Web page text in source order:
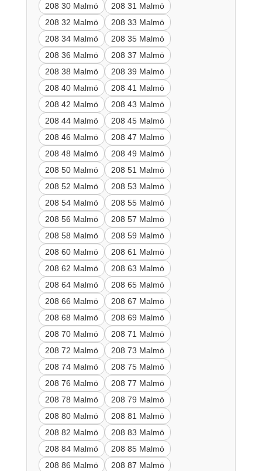
208 30 Malmö
208 31 Malmö
208 32 Malmö
208 33 Malmö
208 34 Malmö
208 35 Malmö
208 36 Malmö
208 37 Malmö
208 38 Malmö
208 39 Malmö
208 40 Malmö
208 41 Malmö
208 42 Malmö
208 43 Malmö
208 44 Malmö
208 45 Malmö
208 46 Malmö
208 47 Malmö
208 48 Malmö
208 49 Malmö
208 50 Malmö
208 51 Malmö
208 52 Malmö
208 53 Malmö
208 54 Malmö
208 55 Malmö
208 56 Malmö
208 57 Malmö
208 58 Malmö
208 59 Malmö
208 60 Malmö
208 61 Malmö
208 62 Malmö
208 63 Malmö
208 64 Malmö
208 65 Malmö
208 66 Malmö
208 67 Malmö
208 68 Malmö
208 69 Malmö
208 70 Malmö
208 71 Malmö
208 72 Malmö
208 73 Malmö
208 74 Malmö
208 75 Malmö
208 76 Malmö
208 77 Malmö
208 78 Malmö
208 79 Malmö
208 80 Malmö
208 81 Malmö
208 82 Malmö
208 83 Malmö
208 84 Malmö
208 85 Malmö
208 86 Malmö
208 87 Malmö